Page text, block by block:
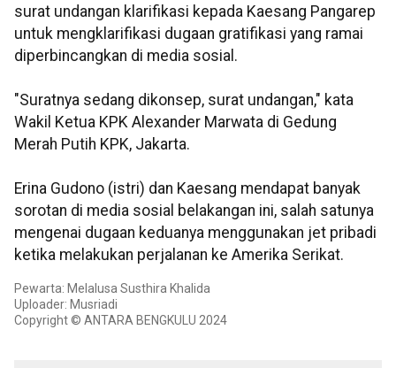
surat undangan klarifikasi kepada Kaesang Pangarep
untuk mengklarifikasi dugaan gratifikasi yang ramai
diperbincangkan di media sosial.
"Suratnya sedang dikonsep, surat undangan," kata
Wakil Ketua KPK Alexander Marwata di Gedung
Merah Putih KPK, Jakarta.
Erina Gudono (istri) dan Kaesang mendapat banyak
sorotan di media sosial belakangan ini, salah satunya
mengenai dugaan keduanya menggunakan jet pribadi
ketika melakukan perjalanan ke Amerika Serikat.
Pewarta: Melalusa Susthira Khalida
Uploader: Musriadi
Copyright © ANTARA BENGKULU 2024